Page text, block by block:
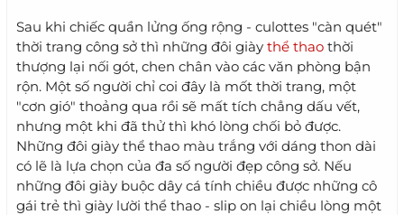
Sau khi chiếc quần lửng ống rộng - culottes "càn quét"
thời trang công sở thì những đôi giày thể thao thời
thượng lại nối gót, chen chân vào các văn phòng bận
rộn. Một số người chỉ coi đây là mốt thời trang, một
"cơn gió" thoảng qua rồi sẽ mất tích chẳng dấu vết,
nhưng một khi đã thử thì khó lòng chối bỏ được.
Những đôi giày thể thao màu trắng với dáng thon dài
có lẽ là lựa chọn của đa số người đẹp công sở. Nếu
những đôi giày buộc dây cá tính chiều được những cô
gái trẻ thì giày lười thể thao - slip on lại chiều lòng một